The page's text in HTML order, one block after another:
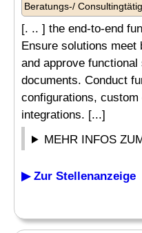
Beratungs-/
[. .. ] the end-to-end
Ensure solutions
and approve
documents. Conduct
configurations,
integrations. [...]
MEHR INFOS
▶ Zur Stellenanzeige